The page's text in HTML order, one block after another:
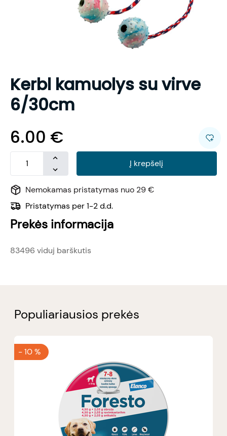
Kerbl kamuolys su virve
6/30cm
6.00 €
Į krepšelį
Nemokamas pristatymas nuo 29 €
Pristatymas per 1-2 d.d.
Prekės informacija
83496 viduj barškutis
Populiariausios prekės
-10 %